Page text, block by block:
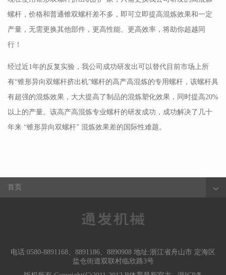
螺杆，价格和普通锥双螺杆差不多，即可立即提高混炼效果和一定
产量，无需更换其他部件，更高性能、更高效率，将助你超越同
行！
经过近1年的反复实验，我公司成功研发出可以替代目前市场上所
有“锥形异向双螺杆挤出机”螺杆的高产高混炼的专用螺杆，该螺杆具
有超强的混炼效果，大大提高了制品的混炼塑化效果，同时提高20%
以上的产量。该高产高混炼专业螺杆的研发成功，成功解决了几十
年来 “锥形异向双螺杆” 混炼效果差的国际性难题。
电话:0580-8891168、8891186、8890908 地址:浙江省舟山市 定海区
盐仓街道双联村临欣路3号
首页